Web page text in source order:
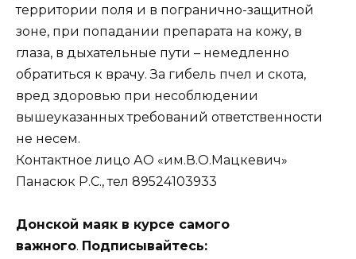
территории поля и в погранично-защитной
зоне, при попадании препарата на кожу, в
глаза, в дыхательные пути – немедленно
обратиться к врачу. За гибель пчел и скота,
вред здоровью при несоблюдении
вышеуказанных требований ответственности
не несем.
Контактное лицо АО «им.В.О.Мацкевич»
Панасюк Р.С., тел 89524103933
Донской маяк в курсе самого
важного. Подписывайтесь: